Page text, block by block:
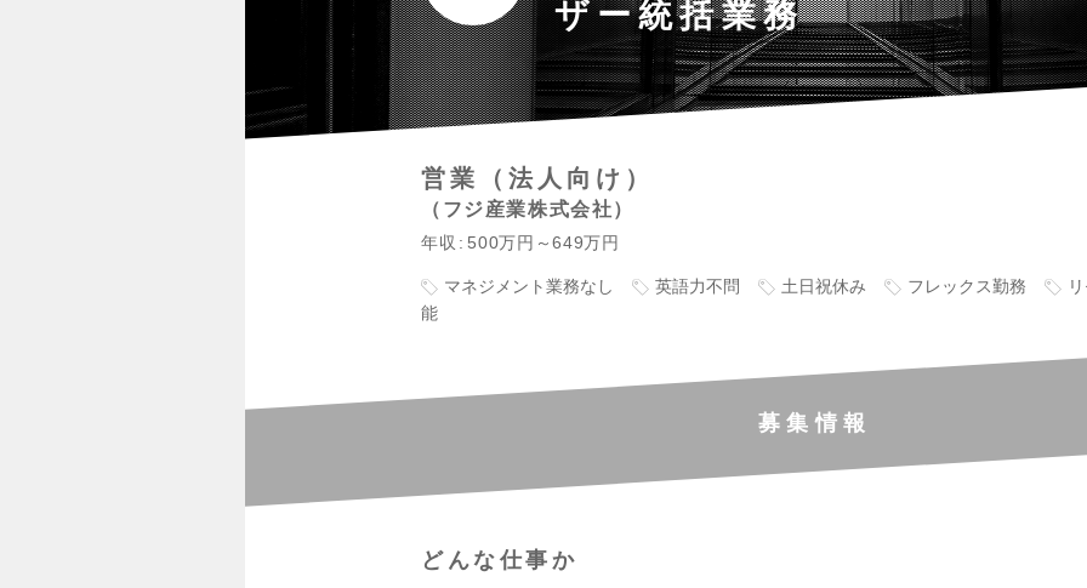
ザー統括業務
営業（法人向け）
フジ産業株式会社
年収 500万円～649万円
マネジメント業務なし 英語力不問 土日祝休み フレックス勤務
能
募集情報
どんな仕事か